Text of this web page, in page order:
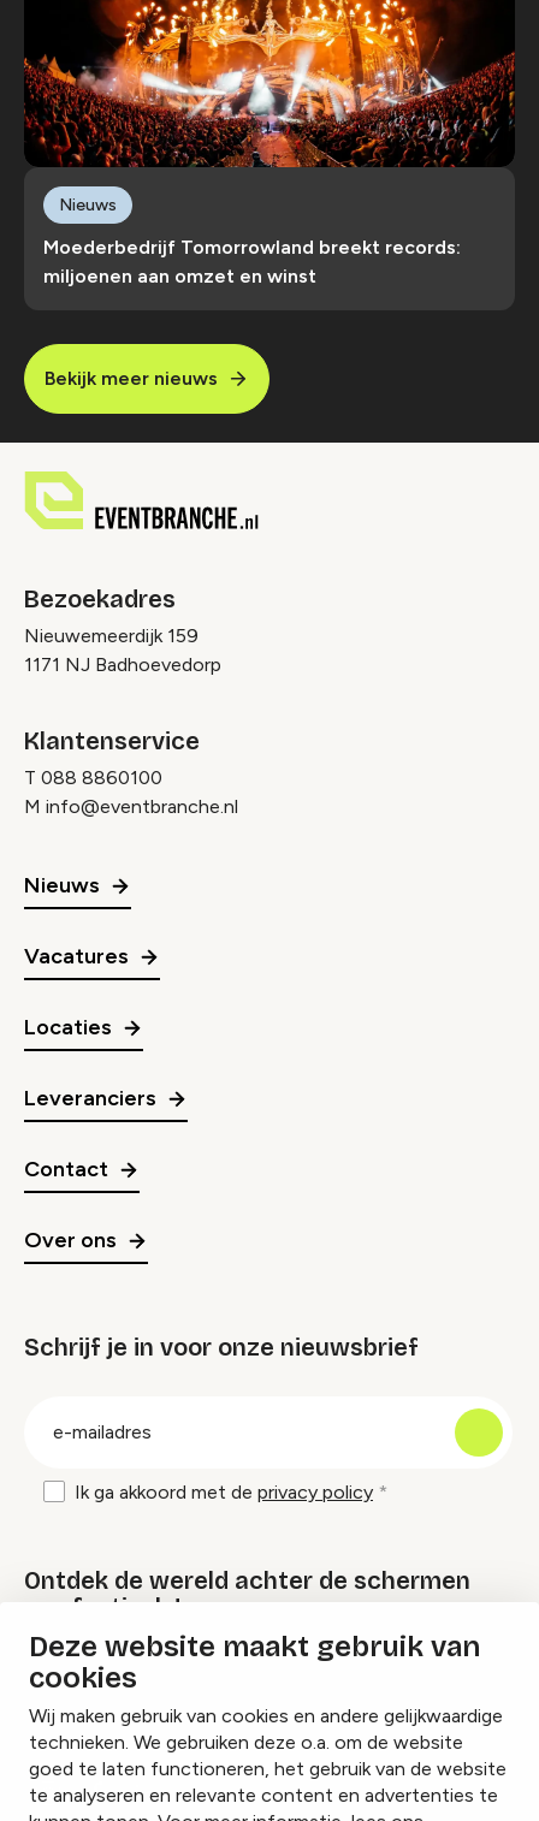
Deze website maakt gebruik van
cookies
Wij maken gebruik van cookies en andere gelijkwaardige
technieken. We gebruiken deze o.a. om de website
goed te laten functioneren, het gebruik van de website
te analyseren en relevante content en advertenties te
Moederbedrijf Tomorrowland breekt records:
miljoenen aan omzet en winst
Nieuws
Bekijk meer nieuws
Bezoekadres
Nieuwemeerdijk 159
1171 NJ Badhoevedorp
Klantenservice
T 088 8860100
M info@eventbranche.nl
Nieuws
Vacatures
Locaties
Leveranciers
Contact
Over ons
Schrijf je in voor onze nieuwsbrief
Ik ga akkoord met de privacy policy
Ontdek de wereld achter de schermen
van festivals!
Lees onze Festival Specials
InstagramFacebookLinkedIn